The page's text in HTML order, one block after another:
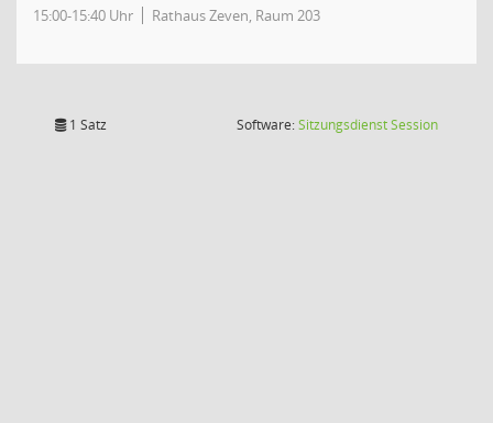
15:00-15:40 Uhr Rathaus Zeven, Raum 203
1 Satz Software:SitzungsdienstSession(Wird in